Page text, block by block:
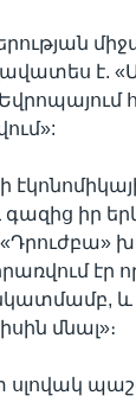
է.
իր
էր
և
մնալ»։
սլովակ